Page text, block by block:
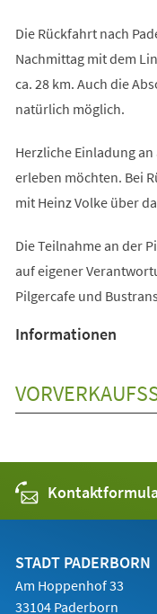
Die Rückfahrt nach
Nachmittag mit dem
ca. 28 km. Auch die
natürlich möglich.
Herzliche Einladung
erleben möchten. Bei
mit Heinz Volke über
Die Teilnahme an der
auf eigener
Pilgercafe und
Informationen
STADT PADERBORN
Am Hoppenhof 33
33104 Paderborn